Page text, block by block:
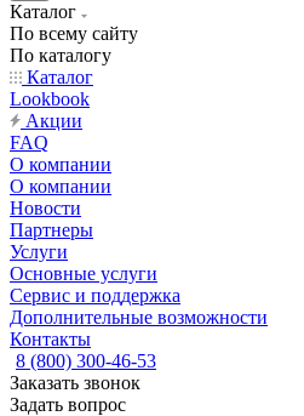
Каталог
По всему сайту
По каталогу
Каталог
Lookbook
Акции
FAQ
О компании
О компании
Новости
Партнеры
Услуги
Основные услуги
Сервис и поддержка
Дополнительные возможности
Контакты
8 (800) 300-46-53
Заказать звонок
Задать вопрос